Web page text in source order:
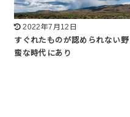
2022年7月12日
すぐれたものが認められない野
蛮な時代にあり